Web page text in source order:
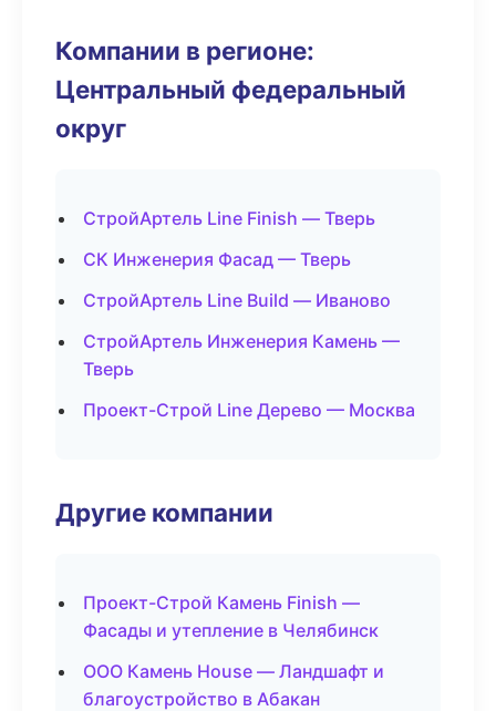
Компании в регионе:
Центральный федеральный
округ
СтройАртель Line Finish — Тверь
СК Инженерия Фасад — Тверь
СтройАртель Line Build — Иваново
СтройАртель Инженерия Камень —
Тверь
Проект-Строй Line Дерево — Москва
Другие компании
Проект-Строй Камень Finish —
Фасады и утепление в Челябинск
ООО Камень House — Ландшафт и
благоустройство в Абакан